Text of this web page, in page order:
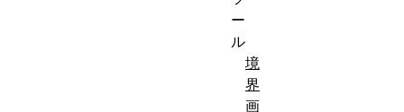
ー
ル
境
界
画